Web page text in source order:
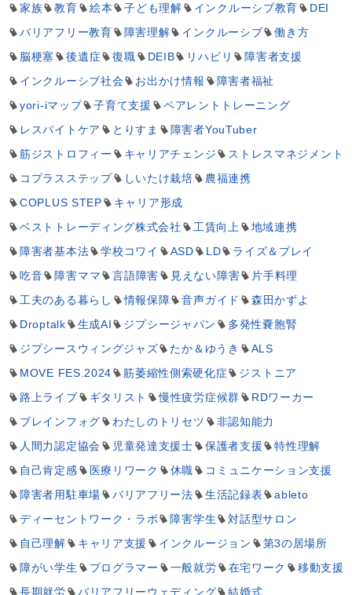
家族
教育 絵本 子ども理解 インクルーシブ教育
DEI
バリアフリー教育
障害理解 インクルーシブ
働き方
脳梗塞
後遺症 復職 DEIB リハビリ
障害者支援
インクルーシブ社会
お出かけ情報
障害者福祉
yori-iマップ
子育て支援
ペアレントトレーニング
レスパイトケア
とりすま
障害者YouTuber
筋ジストロフィー
キャリアチェンジ
ストレスマネジメント
コプラスステップ
しいたけ栽培
農福連携
COPLUS STEP
キャリア形成
ベストトレーディング株式会社
工賃向上
地域連携
障害者基本法
学校コワイ ASD LD
ライズ＆プレイ
吃音
障害ママ 言語障害 見えない障害
片手料理
工夫のある暮らし
情報保障 音声ガイド
森田かずよ
Droptalk
生成AI ジプシージャパン
多発性嚢胞腎
ジプシースウィングジャズ
たか＆ゆうき
ALS
MOVE FES.2024
筋萎縮性側索硬化症
ジストニア
路上ライブ
ギタリスト 慢性疲労症候群
RDワーカー
ブレインフォグ
わたしのトリセツ
非認知能力
人間力認定協会
児童発達支援士 保護者支援
特性理解
自己肯定感
医療リワーク 休職
コミュニケーション支援
障害者用駐車場
バリアフリー法 生活記録表
ableto
ディーセントワーク・ラボ
障害学生
対話型サロン
自己理解
キャリア支援 インクルージョン
第3の居場所
障がい学生
プログラマー 一般就労 在宅ワーク
移動支援
長期就労
バリアフリーウェディング
結婚式